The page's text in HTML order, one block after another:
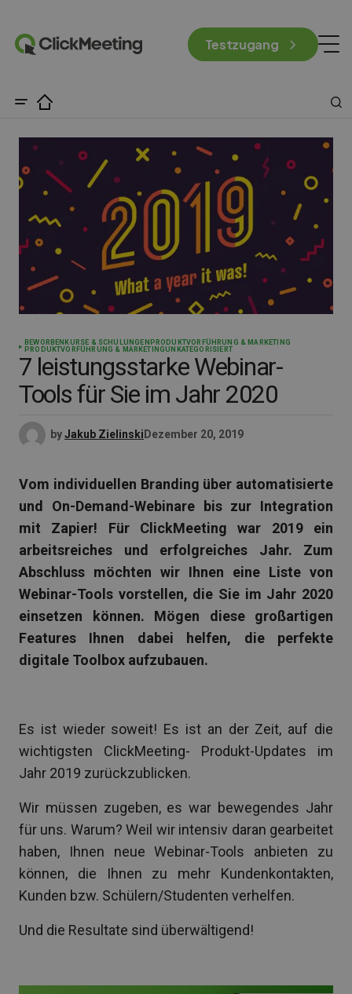
Testzugang
BEWORBEN KURSE & SCHULUNGEN PRODUKTVORFÜHRUNG & MARKETING
PRODUKTVORFÜHRUNG & MARKETINGUNKATEGORISIERT
7 leistungsstarke Webinar-
Tools für Sie im Jahr 2020
byJakub Zielinski Dezember 20, 2019
Vom individuellen Branding über automatisierte
und On-Demand-Webinare bis zur Integration
mit Zapier! Für ClickMeeting war 2019 ein
arbeitsreiches und erfolgreiches Jahr. Zum
Abschluss möchten wir Ihnen eine Liste von
Webinar-Tools vorstellen, die Sie im Jahr 2020
einsetzen können. Mögen diese großartigen
Features Ihnen dabei helfen, die perfekte
digitale Toolbox aufzubauen.
Es ist wieder soweit! Es ist an der Zeit, auf die
wichtigsten ClickMeeting- Produkt-Updates im
Jahr 2019 zurückzublicken.
Wir müssen zugeben, es war bewegendes Jahr
für uns. Warum? Weil wir intensiv daran gearbeitet
haben, Ihnen neue Webinar-Tools anbieten zu
können, die Ihnen zu mehr Kundenkontakten,
Kunden bzw. Schülern/Studenten verhelfen.
Und die Resultate sind überwältigend!